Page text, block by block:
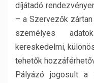
díjátadó
– a Szervezők
személyes
kereskedelmi,
tehetők
Pályázó jogosult a